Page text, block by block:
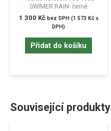
SWIMER RAIN- černé
1 300 Kč bez DPH (1 573 Kčs
DPH)
Přidat do košíku
Související produkty